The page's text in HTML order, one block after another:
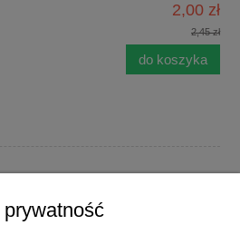
2,00 zł
2,45 zł
do koszyka